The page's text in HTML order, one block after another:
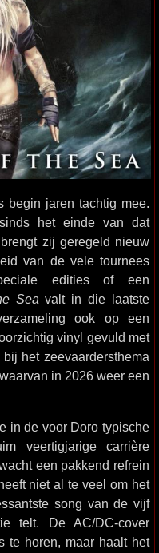
begin jaren tachtig mee.
het einde van dat
zij geregeld nieuw
van de vele tournees
edities of een
Sea valt in die laatste
ook op een
vinyl gevuld met
het zeevaardersthema
in 2026 weer een
in de voor Doro typische
veertigjarige carrière
een pakkend refrein
niet al te veel om het
song van de vijf
telt. De AC/DC-cover
te horen, maar haalt het